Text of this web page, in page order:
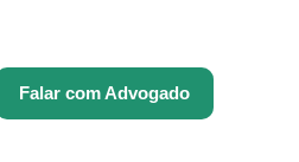
Falar com Advogado